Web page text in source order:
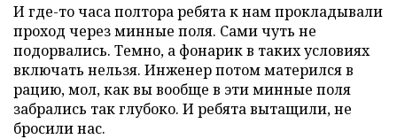
И где-то часа полтора ребята к нам прокладывали
проход через минные поля. Сами чуть не
подорвались. Темно, а фонарик в таких условиях
включать нельзя. Инженер потом матерился в
рацию, мол, как вы вообще в эти минные поля
забрались так глубоко. И ребята вытащили, не
бросили нас.